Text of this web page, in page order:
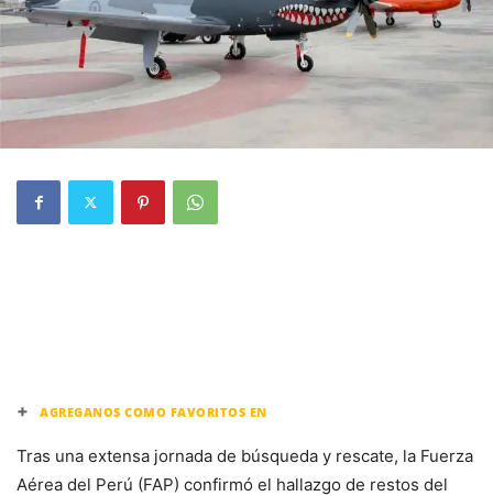
+ AGREGANOS COMO FAVORITOS EN
Tras una extensa jornada de búsqueda y rescate, la Fuerza
Aérea del Perú (FAP) confirmó el hallazgo de restos del